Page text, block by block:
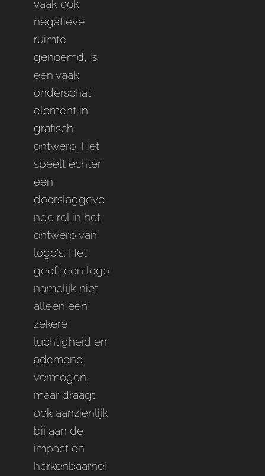
vaak ook
negatieve
ruimte
genoemd, is
een vaak
onderschat
element in
grafisch
ontwerp. Het
speelt echter
een
doorslaggeve
nde rol in het
ontwerp van
logo's. Het
geeft een logo
namelijk niet
alleen een
zekere
luchtigheid en
ademend
vermogen,
maar draagt
ook aanzienlijk
bij aan de
impact en
herkenbaarhei